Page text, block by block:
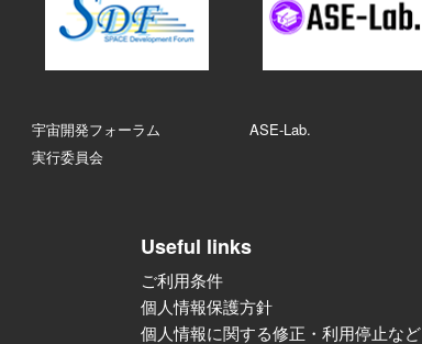
宇宙開発フォーラム
実行委員会
ASE‑Lab.
Useful links
ご利用条件
個人情報保護方針
個人情報に関する修正・利用停止など